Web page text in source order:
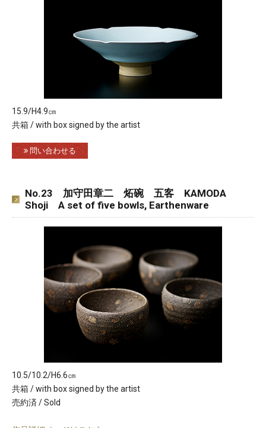
15.9/H4.9㎝
共箱 / with box signed by the artist
問い合わせる
No.23 加守田章二 炻碗 五客 KAMODA
Shoji A set of five bowls, Earthenware
10.5/10.2/H6.6㎝
共箱 / with box signed by the artist
売約済 / Sold